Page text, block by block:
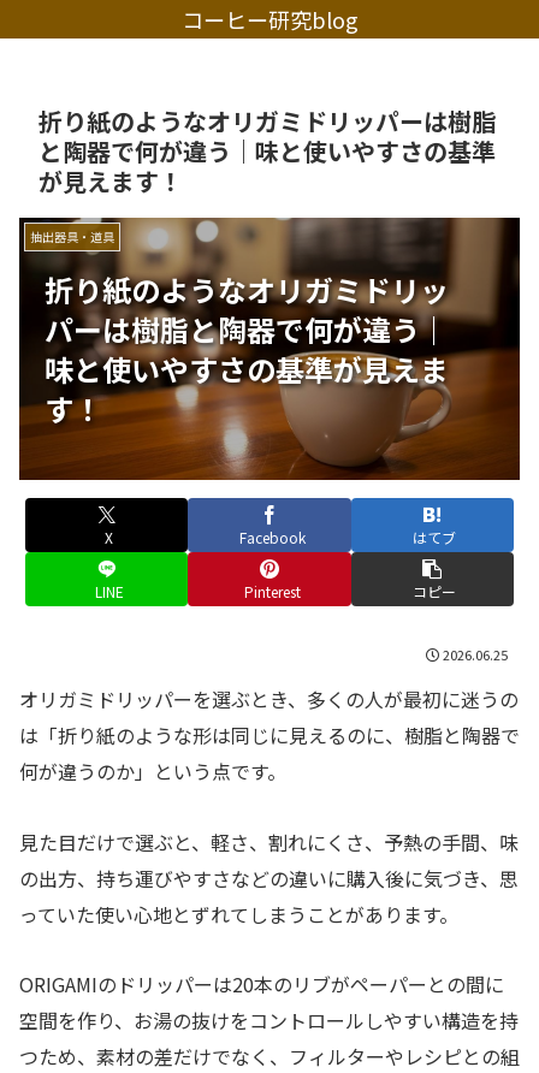
コーヒー研究blog
折り紙のようなオリガミドリッパーは樹脂
と陶器で何が違う｜味と使いやすさの基準
が見えます！
折り紙のようなオリガミドリッ
パーは樹脂と陶器で何が違う｜
味と使いやすさの基準が見えま
す！
抽出器具・道具
X Facebook はてブ
LINE Pinterest コピー
2026.06.25
オリガミドリッパーを選ぶとき、多くの人が最初に迷うの
は「折り紙のような形は同じに見えるのに、樹脂と陶器で
何が違うのか」という点です。
見た目だけで選ぶと、軽さ、割れにくさ、予熱の手間、味
の出方、持ち運びやすさなどの違いに購入後に気づき、思
っていた使い心地とずれてしまうことがあります。
ORIGAMIのドリッパーは20本のリブがペーパーとの間に
空間を作り、お湯の抜けをコントロールしやすい構造を持
つため、素材の差だけでなく、フィルターやレシピとの組